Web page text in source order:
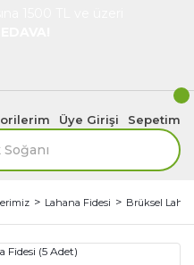
Üye Girişi Sepetim
Lahana Fidesi Brüksel